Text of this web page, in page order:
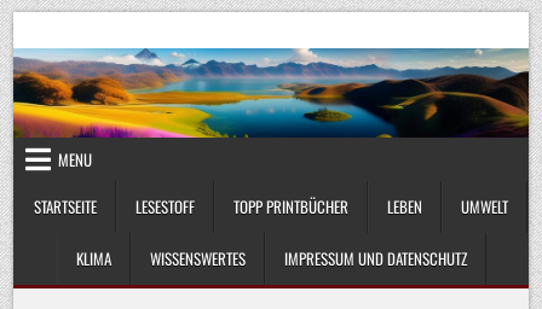
Skip
to
content
UmweltKlima.com
MENU
STARTSEITE
LESESTOFF TOPP PRINTBÜCHER LEBEN UMWELT
KLIMA WISSENSWERTES IMPRESSUM UND DATENSCHUTZ